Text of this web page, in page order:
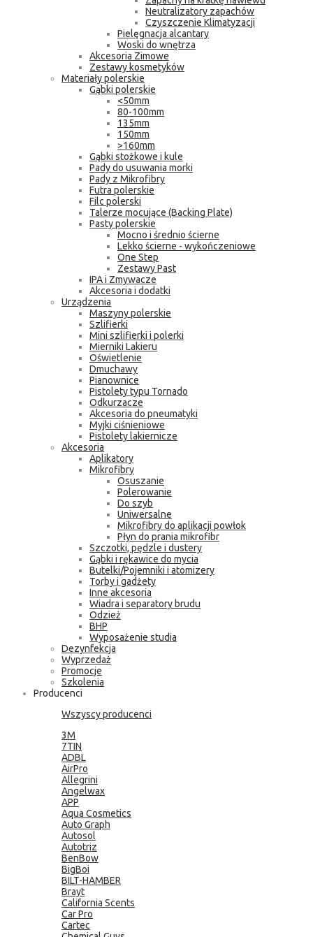
Neutralizatory zapachów
Czyszczenie Klimatyzacji
Pielęgnacja alcantary
Woski do wnętrza
Akcesoria Zimowe
Zestawy kosmetyków
Materiały polerskie
Gąbki polerskie
<50mm
80-100mm
135mm
150mm
>160mm
Gąbki stożkowe i kule
Pady do usuwania morki
Pady z Mikrofibry
Futra polerskie
Filc polerski
Talerze mocujące (Backing Plate)
Pasty polerskie
Mocno i średnio ścierne
Lekko ścierne - wykończeniowe
One Step
Zestawy Past
IPA i Zmywacze
Akcesoria i dodatki
Urządzenia
Maszyny polerskie
Szlifierki
Mini szlifierki i polerki
Mierniki Lakieru
Oświetlenie
Dmuchawy
Pianownice
Pistolety typu Tornado
Odkurzacze
Akcesoria do pneumatyki
Myjki ciśnieniowe
Pistolety lakiernicze
Akcesoria
Aplikatory
Mikrofibry
Osuszanie
Polerowanie
Do szyb
Uniwersalne
Mikrofibry do aplikacji powłok
Płyn do prania mikrofibr
Szczotki, pędzle i dustery
Gąbki i rękawice do mycia
Butelki/Pojemniki i atomizery
Torby i gadżety
Inne akcesoria
Wiadra i separatory brudu
Odzież
BHP
Wyposażenie studia
Dezynfekcja
Wyprzedaż
Promocje
Szkolenia
Producenci
Wszyscy producenci
3M
7TIN
ADBL
AirPro
Allegrini
Angelwax
APP
Aqua Cosmetics
Auto Graph
Autosol
Autotriz
BenBow
BigBoi
BILT-HAMBER
Brayt
California Scents
Car Pro
Cartec